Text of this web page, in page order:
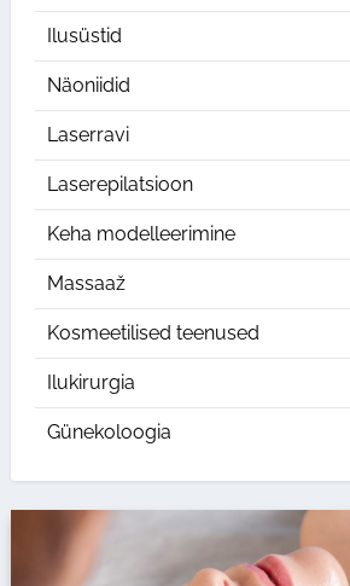
Ilusüstid
Näoniidid
Laserravi
Laserepilatsioon
Keha modelleerimine
Massaaž
Kosmeetilised teenused
Ilukirurgia
Günekoloogia